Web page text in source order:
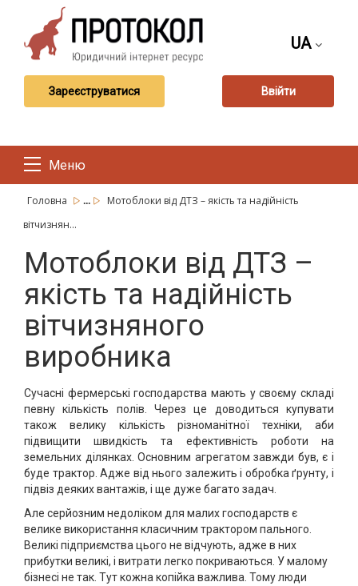
UA
Зареєструватися Ввійти
Меню
Головна ...
Мотоблоки від ДТЗ – якість та надійність
вітчизнян...
Мотоблоки від ДТЗ –
якість та надійність
вітчизняного
виробника
Сучасні фермерські господарства мають у своєму складі
певну кількість полів. Через це доводиться купувати
також велику кількість різноманітної техніки, аби
підвищити швидкість та ефективність роботи на
земельних ділянках. Основним агрегатом завжди був, є і
буде трактор. Адже від нього залежить і обробка ґрунту, і
підвіз деяких вантажів, і ще дуже багато задач.
Але серйозним недоліком для малих господарств є
велике використання класичним трактором пального.
Великі підприємства цього не відчують, адже в них
прибутки великі, і витрати легко покриваються. У малому
бізнесі не так. Тут кожна копійка важлива. Тому люди